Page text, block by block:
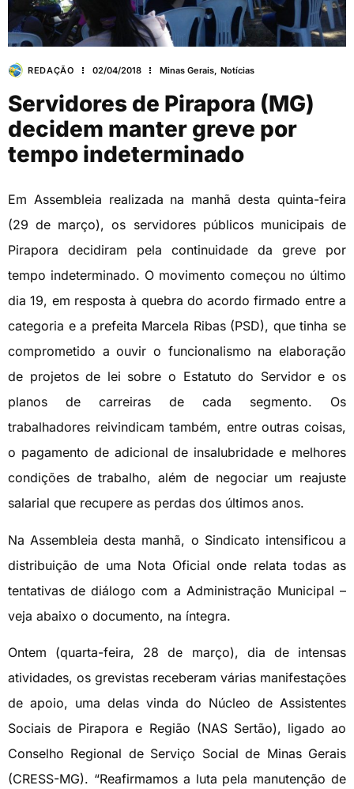
REDAÇÃO 02/04/2018 Minas Gerais, Notícias
Servidores de Pirapora (MG)
decidem manter greve por
tempo indeterminado
Em Assembleia realizada na manhã desta quinta-feira
(29 de março), os servidores públicos municipais de
Pirapora decidiram pela continuidade da greve por
tempo indeterminado. O movimento começou no último
dia 19, em resposta à quebra do acordo firmado entre a
categoria e a prefeita Marcela Ribas (PSD), que tinha se
comprometido a ouvir o funcionalismo na elaboração
de projetos de lei sobre o Estatuto do Servidor e os
planos de carreiras de cada segmento. Os
trabalhadores reivindicam também, entre outras coisas,
o pagamento de adicional de insalubridade e melhores
condições de trabalho, além de negociar um reajuste
salarial que recupere as perdas dos últimos anos.
Na Assembleia desta manhã, o Sindicato intensificou a
distribuição de uma Nota Oficial onde relata todas as
tentativas de diálogo com a Administração Municipal –
veja abaixo o documento, na íntegra.
Ontem (quarta-feira, 28 de março), dia de intensas
atividades, os grevistas receberam várias manifestações
de apoio, uma delas vinda do Núcleo de Assistentes
Sociais de Pirapora e Região (NAS Sertão), ligado ao
Conselho Regional de Serviço Social de Minas Gerais
(CRESS-MG). “Reafirmamos a luta pela manutenção de